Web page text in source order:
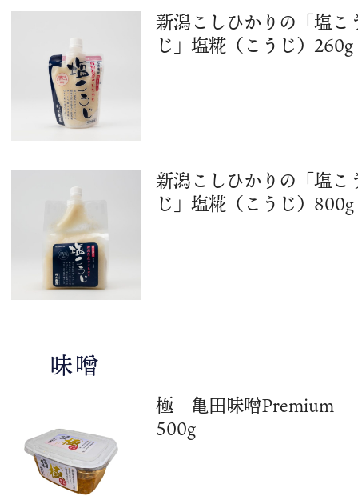
新潟こしひかりの「塩こ
じ」塩糀（こうじ）260g
新潟こしひかりの「塩こ
じ」塩糀（こうじ）800g
味噌
極 亀田味噌Premium
500g